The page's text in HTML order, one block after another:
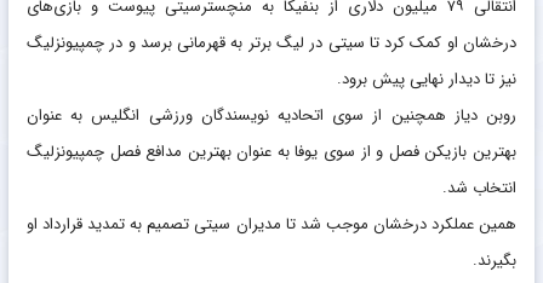
انتقالی ۷۹ میلیون دلاری از بنفیکا به منچسترسیتی پیوست و بازی‌های
درخشان او کمک کرد تا سیتی در لیگ برتر به قهرمانی برسد و در چمپیونزلیگ
نیز تا دیدار نهایی پیش برود.
روبن دیاز همچنین از سوی اتحادیه نویسندگان ورزشی انگلیس به عنوان
بهترین بازیکن فصل و از سوی یوفا به عنوان بهترین مدافع فصل چمپیونزلیگ
انتخاب شد.
همین عملکرد درخشان موجب شد تا مدیران سیتی تصمیم به تمدید قرارداد او
بگیرند.